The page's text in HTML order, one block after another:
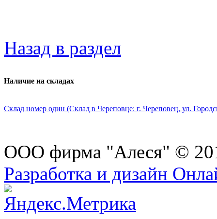
Назад в раздел
Наличие на складах
Склад номер один (Склад в Череповце: г. Череповец, ул.
ООО фирма "Алеся" ©
Разработка и дизайн